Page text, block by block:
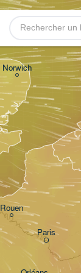
Norwich
Rouen
Paris